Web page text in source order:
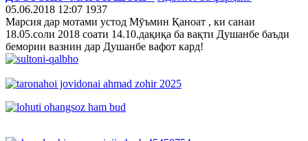
05.06.2018 12:07 1937
Марсия дар мотами устод Мӯъмин Қаноат , ки санаи
18.05.соли 2018 соати 14.10.дақиқа ба вақти Душанбе баъди
бемории вазнин дар Душанбе вафот кард!